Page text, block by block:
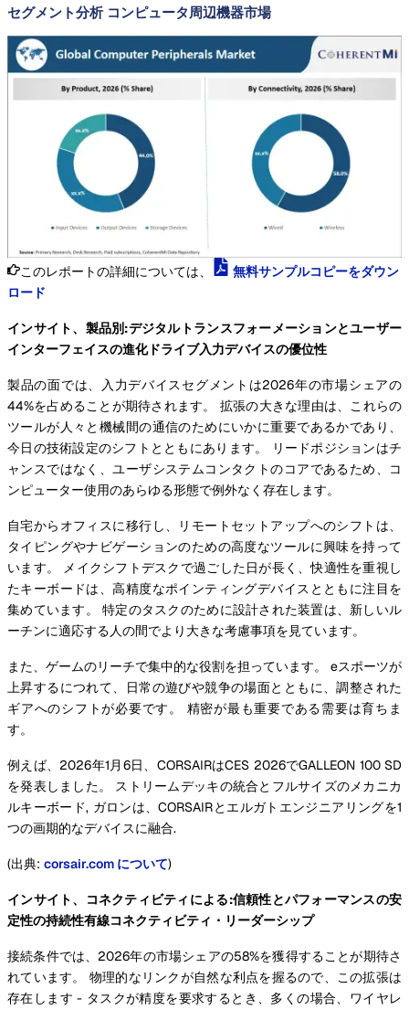
セグメント分析 コンピュータ周辺機器市場
このレポートの詳細については、
無料サンプルコピーをダウン
ロード
インサイト、製品別:デジタルトランスフォーメーションとユーザー
インターフェイスの進化ドライブ入力デバイスの優位性
製品の面では、入力デバイスセグメントは2026年の市場シェアの
44%を占めることが期待されます。 拡張の大きな理由は、これらの
ツールが人々と機械間の通信のためにいかに重要であるかであり、
今日の技術設定のシフトとともにあります。 リードポジションはチ
ャンスではなく、ユーザシステムコンタクトのコアであるため、コ
ンピューター使用のあらゆる形態で例外なく存在します。
自宅からオフィスに移行し、リモートセットアップへのシフトは、
タイピングやナビゲーションのための高度なツールに興味を持って
います。 メイクシフトデスクで過ごした日が長く、快適性を重視し
たキーボードは、高精度なポインティングデバイスとともに注目を
集めています。 特定のタスクのために設計された装置は、新しいル
ーチンに適応する人の間でより大きな考慮事項を見ています。
また、ゲームのリーチで集中的な役割を担っています。 eスポーツが
上昇するにつれて、日常の遊びや競争の場面とともに、調整された
ギアへのシフトが必要です。 精密が最も重要である需要は育ちま
す。
例えば、2026年1月6日、CORSAIRはCES 2026でGALLEON 100 SD
を発表しました。 ストリームデッキの統合とフルサイズのメカニカ
ルキーボード, ガロンは、CORSAIRとエルガトエンジニアリングを1
つの画期的なデバイスに融合.
(出典: corsair.com について)
インサイト、コネクティビティによる:信頼性とパフォーマンスの安
定性の持続性有線コネクティビティ・リーダーシップ
接続条件では、2026年の市場シェアの58%を獲得することが期待さ
れています。 物理的なリンクが自然な利点を握るので、この拡張は
存在します - タスクが精度を要求するとき、多くの場合、ワイヤレ